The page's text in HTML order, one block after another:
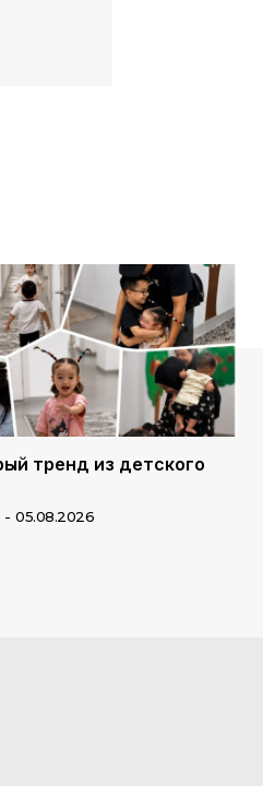
тренд из детского
- 05.08.2026